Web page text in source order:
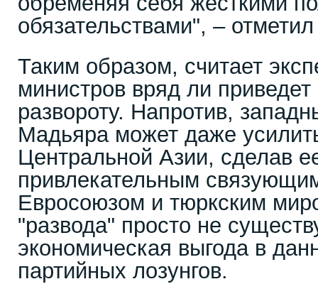
обязательствами", –
Таким образом, считает
министров вряд ли
развороту. Напротив,
Мадьяра может даже
Центральной Азии, сделав
привлекательным
Евросоюзом и тюркским
"развода" просто не
экономическая выгода в
партийных лозунгов.